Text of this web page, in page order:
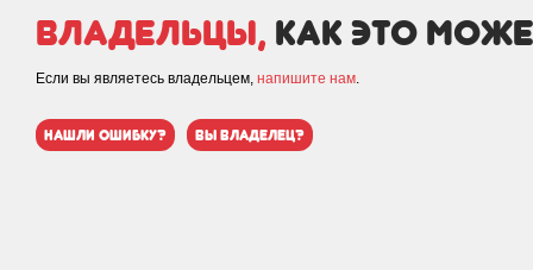
Владельцы, как это
Если вы являетесь владельцем, напишите нам.
нашли ошибку? вы владелец?